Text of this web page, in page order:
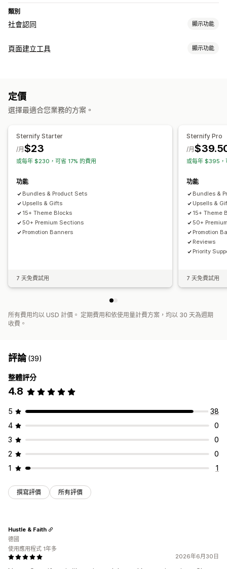
類別
社會認同 顯示功能
內容類型
評價數
分析
頁面建立工具 顯示功能
常見問題
頁尾 404 頁面 職缺頁面
管理頁面
編輯工具
全站區段 自訂字型
程式碼片段
定價
選擇最適合您業務的方案。
Sternify Starter
$23
/月
或每年 $230，可省 17% 的費用
功能
Bundles & Product Sets
Upsells & Gifts
15+ Theme Blocks
50+ Premium Sections
Promotion Banners
7 天免費試用
Sternify Pro
/月
或每年 $395，
功能
Bundles &
Upsells &
15+ Theme
50+
Promotion
Reviews
Priority
7 天免費試用
所有費用均以 USD 計價。 定期費用和依使用量計費方案，均以 30 天為週期
收費。
評論(39)
整體評分
4.8
5
38
4
0
3
0
2
0
1
1
撰寫評價 所有評價
2026年6月30日
Hustle & Faith
德國
使用應用程式 1年多